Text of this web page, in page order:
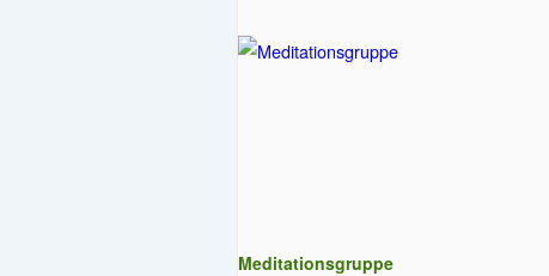
Meditationsgruppe